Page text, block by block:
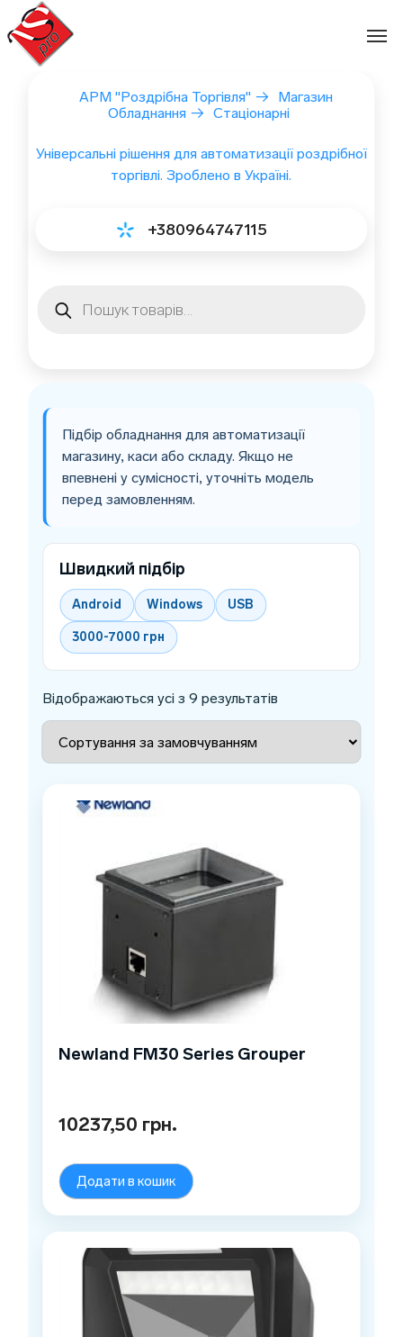
Перейти
вмісту
АРМ "Роздрібна Торгівля" →
Магазин
Обладнання → Стаціонарні
Універсальні рішення для автоматизації роздрібної
торгівлі. Зроблено в Україні.
+380964747115
товарів
Підбір обладнання для автоматизації
магазину, каси або складу. Якщо не
впевнені у сумісності, уточніть модель
перед замовленням.
Швидкий підбір
Android Windows USB
3000-7000 грн
Відображаються усі з 9 результатів
Newland FM30 Series Grouper
10237,50 грн.
Додати в кошик